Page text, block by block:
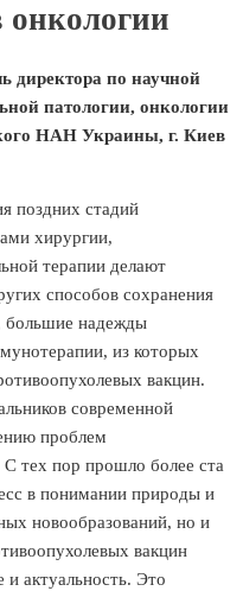
онкологии
директора по научной
патологии, онкологии
НАН Украины, г. Киев
поздних стадий
хирургии,
терапии делают
способов сохранения
большие надежды
из которых
вакцин.
современной
проблем
С тех пор прошло более ста
в понимании природы и
новообразований, но и
вакцин
и актуальность. Это